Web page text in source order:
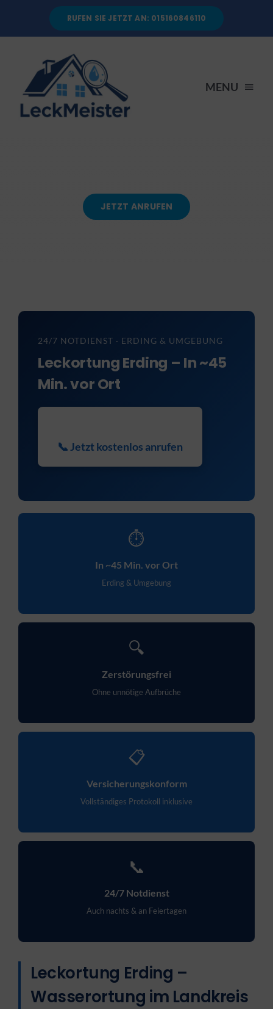
RUFEN SIE JETZT AN: 015160846110
MENU
ÜBER UNS
JETZT ANRUFEN
24/7 NOTDIENST · ERDING & UMGEBUNG
Leckortung Erding – In ~45
Min. vor Ort
📞 Jetzt kostenlos anrufen
⏱
In ~45 Min. vor Ort
Erding & Umgebung
🔍
Zerstörungsfrei
Ohne unnötige Aufbrüche
📋
Versicherungskonform
Vollständiges Protokoll inklusive
📞
24/7 Notdienst
Auch nachts & an Feiertagen
Leckortung Erding –
Wasserortung im Landkreis